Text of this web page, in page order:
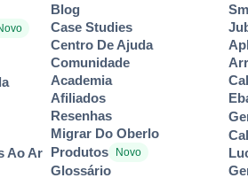
Ao Ar
Blog
Case Studies
Centro De Ajuda
Comunidade
Academia
Afiliados
Resenhas
Migrar Do Oberlo
Produtos
Novo
Glossário